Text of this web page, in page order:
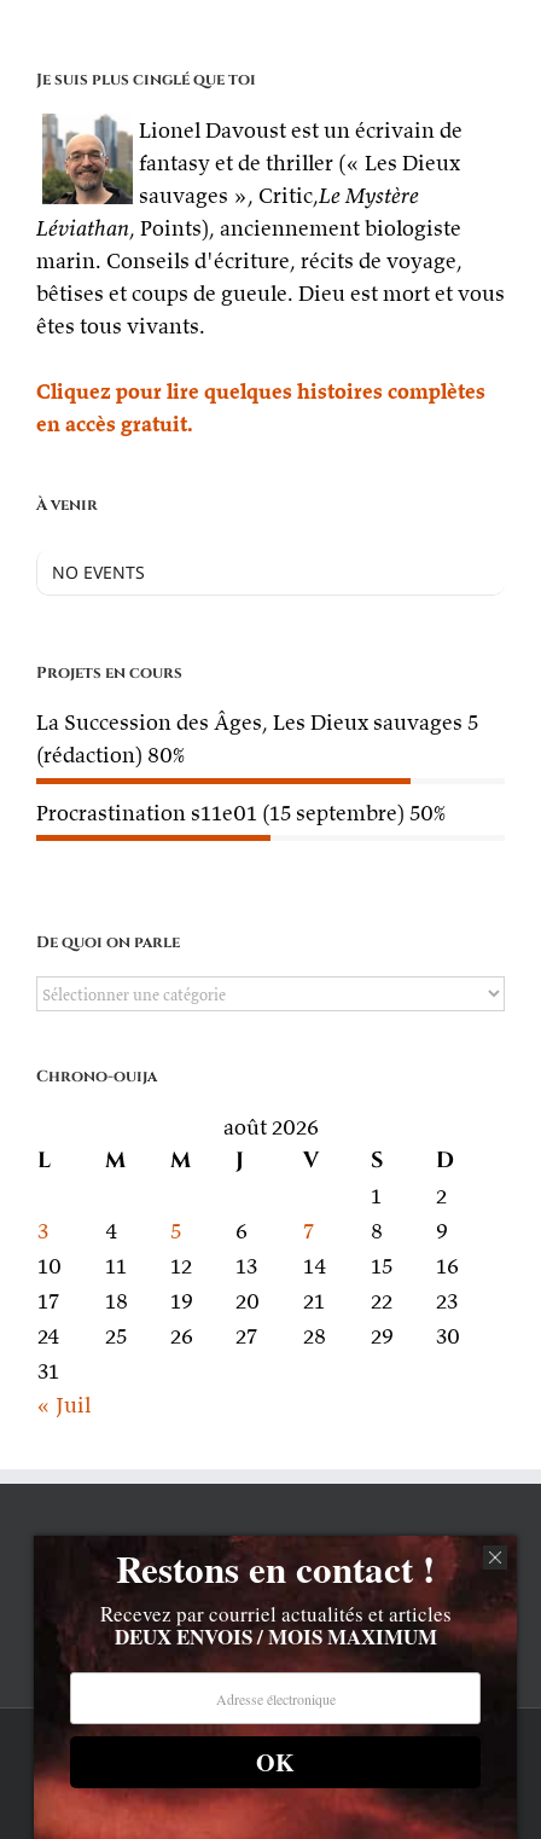
Je suis plus cinglé que toi
Lionel Davoust est un écrivain de
fantasy et de thriller (« Les Dieux
sauvages », Critic,Le Mystère
Léviathan, Points), anciennement biologiste
marin. Conseils d'écriture, récits de voyage,
bêtises et coups de gueule. Dieu est mort et vous
êtes tous vivants.
Cliquez pour lire quelques histoires complètes
en accès gratuit.
À venir
NO EVENTS
Projets en cours
La Succession des Âges, Les Dieux sauvages 5
(rédaction) 80%
Procrastination s11e01 (15 septembre) 50%
De quoi on parle
De
parle
Chrono-ouija
août 2026
L M M J V S D
1
2
3
4 5 6 7 8
9
10
11 12 13 14 15
16
17
18 19 20 21 22
23
24
25 26 27 28 29
30
31
« Juil
Contenu © Lionel Davoust sauf exceptions précisées.
Cliquez ici pour lire les mentions légales barbantes
LD.com 8.a. Attention, vous êtes arrivé en bas de la page,
Bluesky
Restons en contact !
Recevez par courriel actualités et articles
DEUX ENVOIS / MOIS MAXIMUM
OK